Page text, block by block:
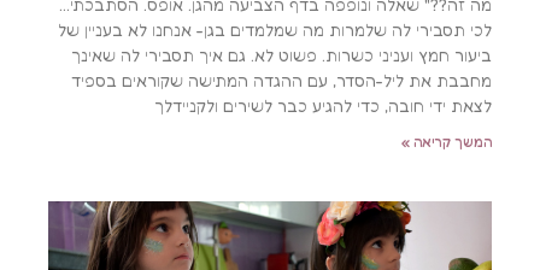
מה זה??" שאלה ונופפה בדף הצביעה מהגן. אופס. הסתבכתי…
לכי תסבירי לה שלמרות מה שמלמדים בגן- אנחנו לא בעניין של
ביעור חמץ ועניני כשרות. פשוט לא. גם איך תסבירי לה שאינך
מחבבת את ליל-הסדר, עם ההגדה המתישה שקוראים בספיד
לצאת ידי חובה, כדי להגיע כבר לשירים ולקניידלך
המשך קריאה »